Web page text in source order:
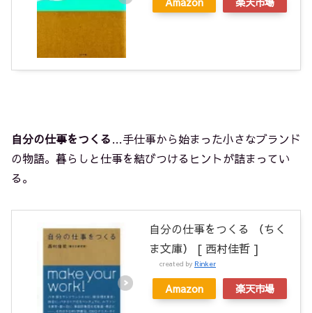
自分の仕事をつくる…手仕事から始まった小さなブランド
の物語。暮らしと仕事を結びつけるヒントが詰まってい
る。
自分の仕事をつくる （ちく
ま文庫） [ 西村佳哲 ]
created by Rinker
Amazon 楽天市場